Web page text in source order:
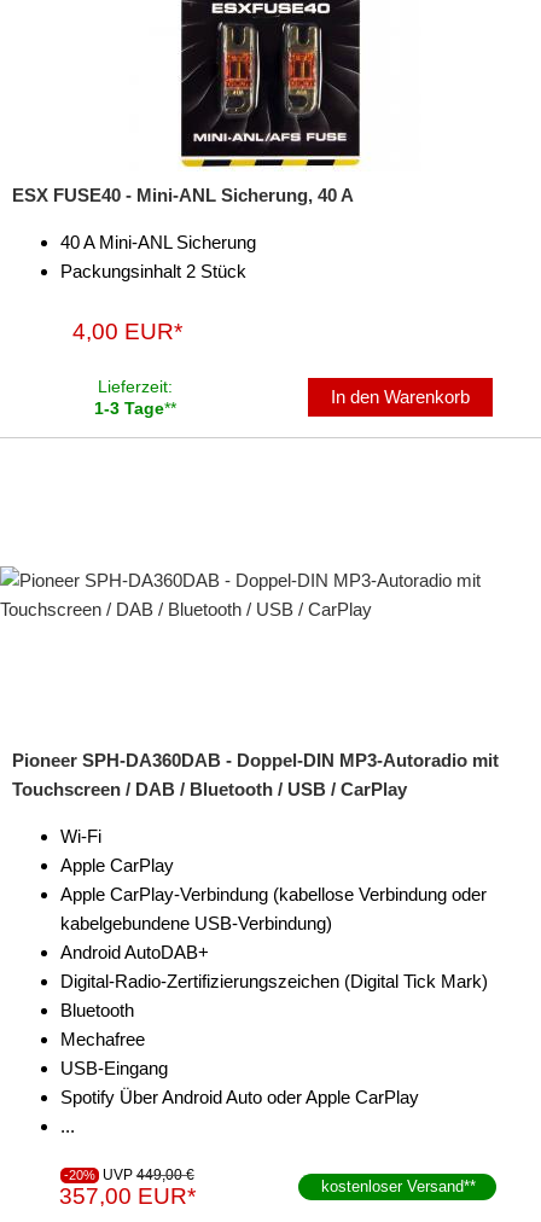
ESX FUSE40 - Mini-ANL Sicherung, 40 A
40 A Mini-ANL Sicherung
Packungsinhalt 2 Stück
4,00 EUR*
Lieferzeit:
1-3 Tage**
In den Warenkorb
Pioneer SPH-DA360DAB - Doppel-DIN MP3-Autoradio mit
Touchscreen / DAB / Bluetooth / USB / CarPlay
Wi-Fi
Apple CarPlay
Apple CarPlay-Verbindung (kabellose Verbindung oder
kabelgebundene USB-Verbindung)
Android AutoDAB+
Digital-Radio-Zertifizierungszeichen (Digital Tick Mark)
Bluetooth
Mechafree
USB-Eingang
Spotify Über Android Auto oder Apple CarPlay
...
-20% UVP 449,00 €
357,00 EUR* kostenloser Versand**